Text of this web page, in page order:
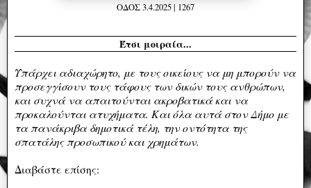
ΟΔΟΣ 3.4.2025 | 1267
Έτσι μοιραία...
Υπάρχει αδιαχώρητο, με τους οικείους να μη μπορούν να
προσεγγίσουν τους τάφους των δικών τους ανθρώπων,
και συχνά να απαιτούνται ακροβατικά και να
προκαλούνται ατυχήματα. Και όλα αυτά στον Δήμο με
τα πανάκριβα δημοτικά τέλη, την οντότητα της
σπατάλης προσωπικού και χρημάτων.
Διαβάστε επίσης: